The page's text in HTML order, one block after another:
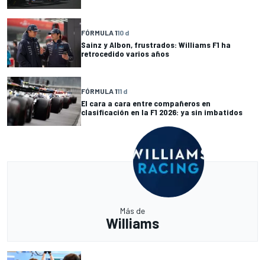
FÓRMULA 110 d
Sainz y Albon, frustrados: Williams F1 ha
retrocedido varios años
FÓRMULA 111 d
El cara a cara entre compañeros en
clasificación en la F1 2026: ya sin imbatidos
Más de
Williams